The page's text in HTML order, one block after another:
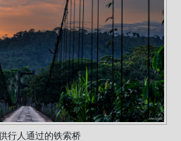
行人通过的铁索桥